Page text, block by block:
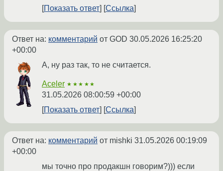
Показать ответ
Ссылка
Ответ на: комментарий от GOD 30.05.2026 16:25:20
+00:00
А, ну раз так, то не считается.
Aceler ★★★★★
31.05.2026 08:00:59 +00:00
Показать ответ
Ссылка
Ответ на: комментарий от mishki 31.05.2026 00:19:09
+00:00
мы точно про продакшн говорим?))) если